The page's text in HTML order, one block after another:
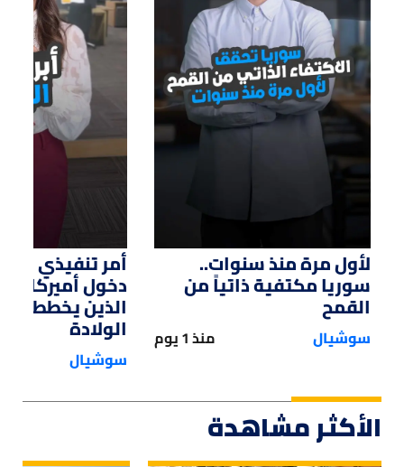
01:33
لأول مرة منذ سنوات..
سوريا مكتفية ذاتياً من
القمح
سوشيال منذ 1 يوم
أمر تنفيذي من
دخول أميركا
الذين يخططون
الولادة
سوشيال
الأكثر مشاهدة